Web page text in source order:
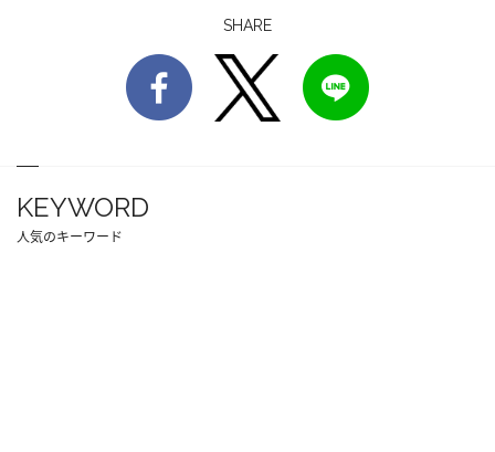
SHARE
KEYWORD
人気のキーワード